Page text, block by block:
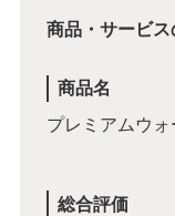
商品・サービス
商品名
プレミアムウォ
総合評価